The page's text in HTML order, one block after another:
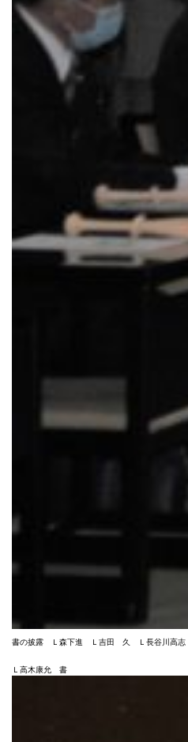
書の披露 Ｌ森下進 Ｌ吉田 久 Ｌ長谷川高志
Ｌ高木康允 書